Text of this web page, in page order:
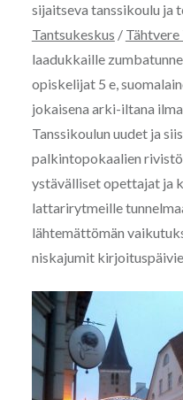
sijaitseva tanssikoulu ja
Tantsukeskus / Tähtvere
laadukkaille
opiskelijat 5 e,
jokaisena arki-iltana
Tanssikoulun uudet ja
palkintopokaalien
ystävälliset opettajat ja
lattarirytmeille
lähtemättömän
niskajumit